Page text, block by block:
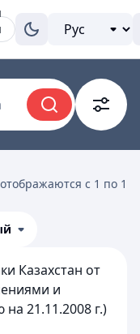
отображаются с 1 по 1
Казахстан от
и
21.11.2008 г.)